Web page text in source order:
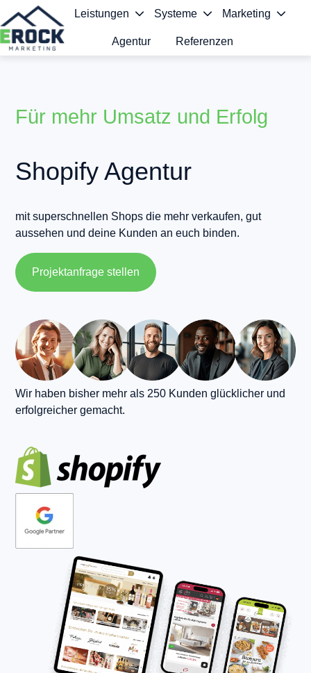
Leistungen Systeme Marketing
Agentur Referenzen
Für mehr Umsatz und Erfolg
Shopify Agentur
mit superschnellen Shops die mehr verkaufen, gut
aussehen und deine Kunden an euch binden.
Projektanfrage stellen
Wir haben bisher mehr als 250 Kunden glücklicher und
erfolgreicher gemacht.